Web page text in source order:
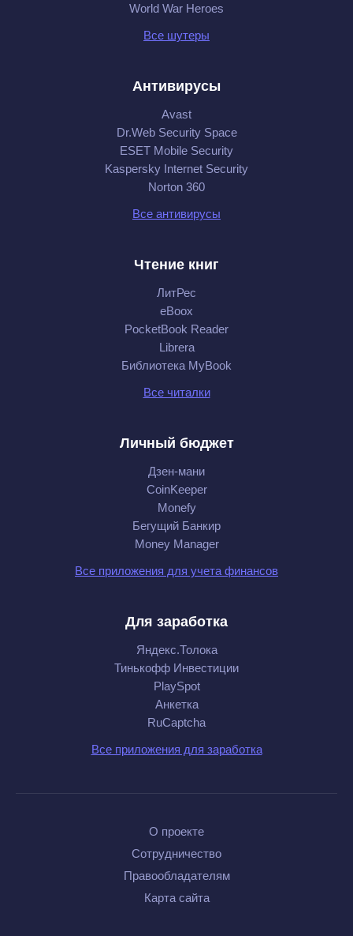
World War Heroes
Все шутеры
Антивирусы
Avast
Dr.Web Security Space
ESET Mobile Security
Kaspersky Internet Security
Norton 360
Все антивирусы
Чтение книг
ЛитРес
eBoox
PocketBook Reader
Librera
Библиотека MyBook
Все читалки
Личный бюджет
Дзен-мани
CoinKeeper
Monefy
Бегущий Банкир
Money Manager
Все приложения для учета финансов
Для заработка
Яндекс.Толока
Тинькофф Инвестиции
PlaySpot
Анкетка
RuCaptcha
Все приложения для заработка
О проекте
Сотрудничество
Правообладателям
Карта сайта